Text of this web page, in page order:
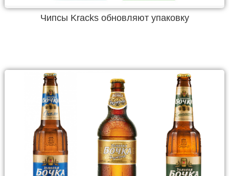
Чипсы Kracks обновляют упаковку